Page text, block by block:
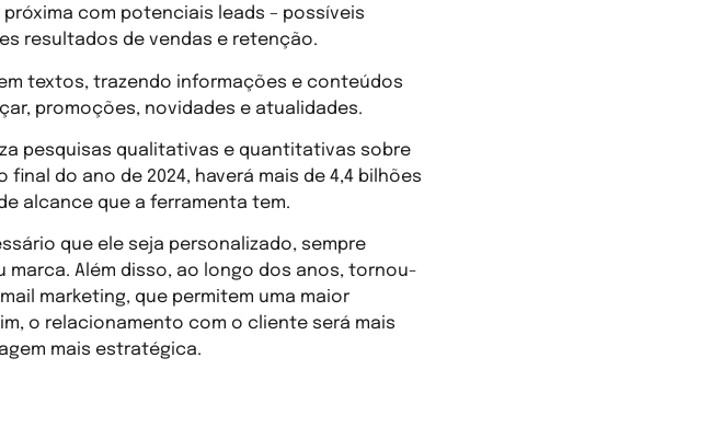
com potenciais leads – possíveis
resultados de vendas e retenção.
textos, trazendo informações e conteúdos
promoções, novidades e atualidades.
pesquisas qualitativas e quantitativas sobre
do ano de 2024, haverá mais de 4,4 bilhões
alcance que a ferramenta tem.
que ele seja personalizado, sempre
Além disso, ao longo dos anos, tornou-
marketing, que permitem uma maior
o relacionamento com o cliente será mais
mais estratégica.